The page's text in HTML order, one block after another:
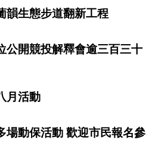
韻生態步道翻新工程
公開競投解釋會逾三百三十
月活動
場動保活動 歡迎市民報名參